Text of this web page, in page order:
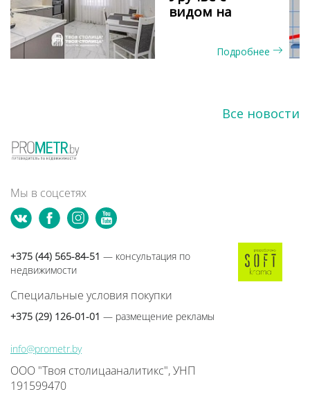
видом на
две стороны
Подробнее
Все новости
Мы в соцсетях
+375 (44) 565-84-51 — консультация по
недвижимости
Специальные условия покупки
+375 (29) 126-01-01 — размещение рекламы
info@prometr.by
ООО "Твоя столицааналитикс", УНП
191599470